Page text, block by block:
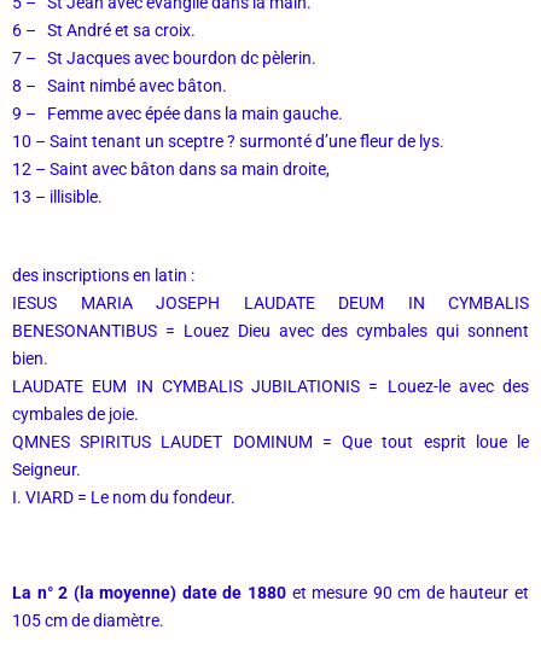
6 – St André et sa croix.
7 – St Jacques avec bourdon dc pèlerin.
8 – Saint nimbé avec bâton.
9 – Femme avec épée dans la main gauche.
10 – Saint tenant un sceptre ? surmonté d’une fleur de lys.
12 – Saint avec bâton dans sa main droite,
13 – illisible.
des inscriptions en latin :
IESUS MARIA JOSEPH LAUDATE DEUM IN CYMBALIS
BENESONANTIBUS = Louez Dieu avec des cymbales qui sonnent
bien.
LAUDATE EUM IN CYMBALIS JUBILATIONIS = Louez-le avec des
cymbales de joie.
QMNES SPIRITUS LAUDET DOMINUM = Que tout esprit loue le
Seigneur.
I. VIARD = Le nom du fondeur.
La n° 2 (la moyenne) date de 1880 et mesure 90 cm de hauteur et
105 cm de diamètre.